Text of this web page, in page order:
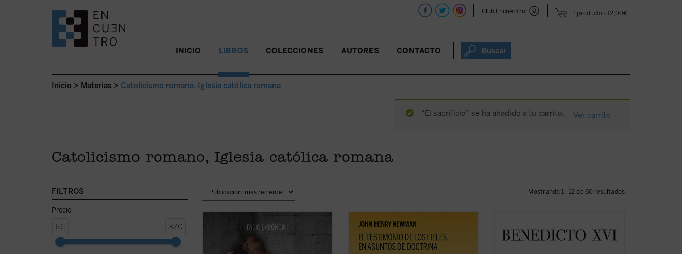
1 producto 12,00€
Club Encuentro
SALTAR AL CONTENIDO. INICIO LIBROS COLECCIONES AUTORES CONTACTO Buscar
Inicio > Materias > Catolicismo romano, Iglesia católica romana
“El sacrificio” se ha añadido a tu carrito. Ver carrito
Catolicismo romano, Iglesia católica romana
FILTROS
Precio
6€ 37€
Mostrando 1 - 12 de 60 resultados
En el surco trazado por el mismo
Giussani en el volumen
Mis lecturas
, este
libro reúne y sintetiza las introducciones
El testimonio de los fieles en asuntos de
doctrinaes uno de los textos más
significativos de John Henry Newman en
la libertad de espíritu de Joseph